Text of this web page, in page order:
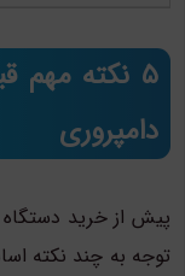
۵ نکته
دامپروری
پیش از خرید دستگاه
توجه به چند نکته